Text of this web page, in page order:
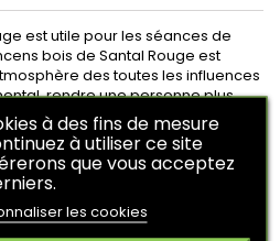
est utile pour les séances de
bois de Santal Rouge est
des toutes les influences
rendre une personne plus
pour augmenter les
pouvez obtenir
à des fins de mesure
à utiliser ce site
que vous acceptez
les cookies